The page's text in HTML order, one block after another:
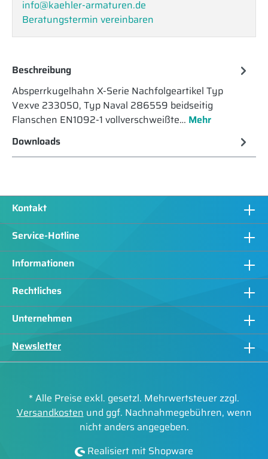
info@kaehler-armaturen.de
Beratungstermin vereinbaren
Beschreibung
Absperrkugelhahn X-Serie Nachfolgeartikel Typ
Vexve 233050, Typ Naval 286559 beidseitig
Flanschen EN1092-1 vollverschweißte… Mehr
Downloads
Kontakt
Service-Hotline
Informationen
Rechtliches
Unternehmen
Newsletter
* Alle Preise exkl. gesetzl. Mehrwertsteuer zzgl.
Versandkostenund ggf. Nachnahmegebühren, wenn
nicht anders angegeben.
Realisiert mit Shopware